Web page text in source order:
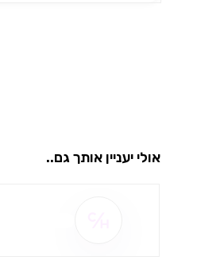
אולי יעניין אותך גם..